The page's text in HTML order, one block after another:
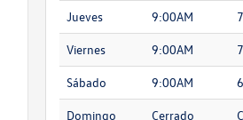
Jueves
9:00AM
Viernes
9:00AM
Sábado
9:00AM
Domingo
Cerrado